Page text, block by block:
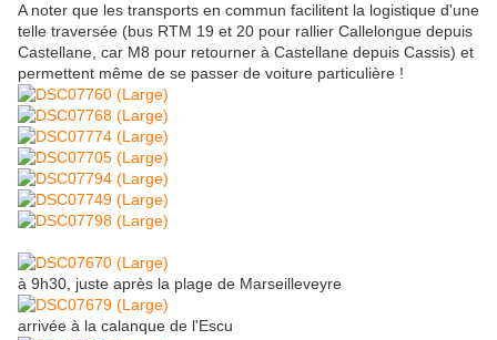
A noter que les transports en commun facilitent la logistique d'une
telle traversée (bus RTM 19 et 20 pour rallier Callelongue depuis
Castellane, car M8 pour retourner à Castellane depuis Cassis) et
permettent même de se passer de voiture particulière !
à 9h30, juste après la plage de Marseilleveyre
arrivée à la calanque de l'Escu